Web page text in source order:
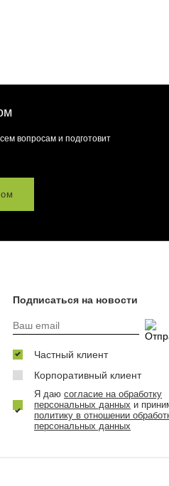
вопросам и подготовит
Подписаться на новости
Частный клиент
Корпоративный клиент
Я даю согласие на обработку
персональных данных и
политику в отношении
персональных данных